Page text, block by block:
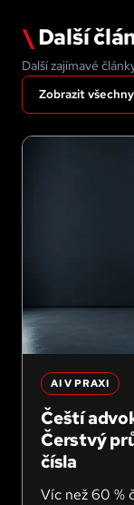
\ Další
Další zajímavé
Zobrazit
AI V PRAXI
Čeští
Čerstvý
čísla
Víc než 60 %